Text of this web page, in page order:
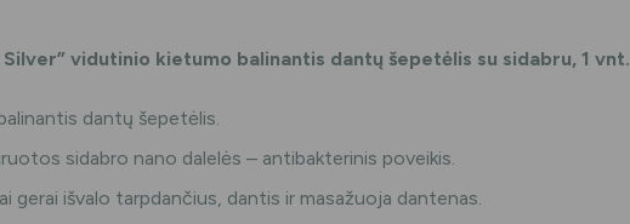
vidutinio kietumo balinantis dantų šepetėlis su sidabru, 1 vnt.
dantų šepetėlis.
sidabro nano dalelės – antibakterinis poveikis.
gerai išvalo tarpdančius, dantis ir masažuoja dantenas.